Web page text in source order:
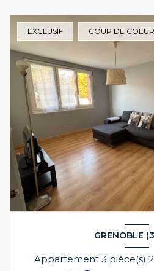
EXCLUSIF COUP DE COEUR
GRENOBLE